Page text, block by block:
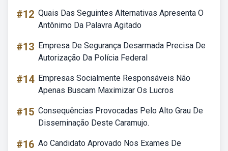
#12 Quais Das Seguintes Alternativas Apresenta O
Antônimo Da Palavra Agitado
#13 Empresa De Segurança Desarmada Precisa De
Autorização Da Polícia Federal
#14 Empresas Socialmente Responsáveis Não
Apenas Buscam Maximizar Os Lucros
#15 Consequências Provocadas Pelo Alto Grau De
Disseminação Deste Caramujo.
#16 Ao Candidato Aprovado Nos Exames De